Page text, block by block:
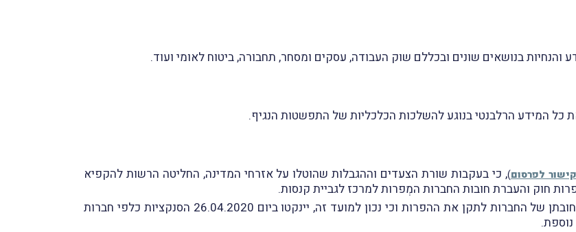
בנושאים שונים ובכללם שוק העבודה, עסקים ומסחר, תחבורה, ביטוח לאומי ועוד.
המידע הרלבנטי בנוגע להשלכות הכלכליות של התפשטות הנגיף.
קישור לפרסום), כי בעקבות שורת הצעדים וההגבלות שהוטלו על אזרחי המדינה, החליטה הרשות להקפיא
כדי ליַיתר את חובתן של החברות לתקן את ההפרות וכי נכון למועד זה, יינקטו ביום 26.04.2020 הסנקציות כלפי חברות